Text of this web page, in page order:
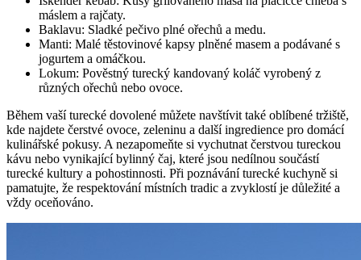
máslem a rajčaty.
Baklavu: Sladké pečivo plné ořechů a medu.
Manti: Malé těstovinové kapsy plněné masem a podávané s
jogurtem a omáčkou.
Lokum: Pověstný turecký kandovaný koláč vyrobený z
různých ořechů nebo ovoce.
Během vaší turecké dovolené můžete navštívit také oblíbené tržiště,
kde najdete čerstvé ovoce, zeleninu a další ingredience pro domácí
kulinářské pokusy. A nezapomeňte si vychutnat čerstvou tureckou
kávu nebo vynikající bylinný čaj, které jsou nedílnou součástí
turecké kultury a pohostinnosti. Při poznávání turecké kuchyně si
pamatujte, že respektování místních tradic a zvyklostí je důležité a
vždy oceňováno.